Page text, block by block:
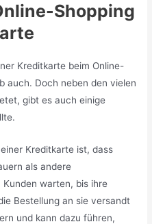
Shopping
Kreditkarte beim Online-
auch. Doch neben den vielen
gibt es auch einige
Kreditkarte ist, dass
als andere
warten, bis ihre
Bestellung an sie versandt
und kann dazu führen,